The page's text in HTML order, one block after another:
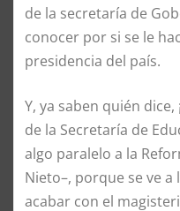
de la secretaría de
conocer por si se le
presidencia del país.
Y, ya saben quién dice,
de la Secretaría de
algo paralelo a la
Nieto–, porque se ve
acabar con el